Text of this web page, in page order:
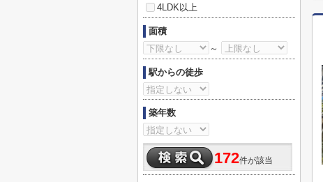
4LDK以上
面積
～
駅からの徒歩
築年数
172件が該当